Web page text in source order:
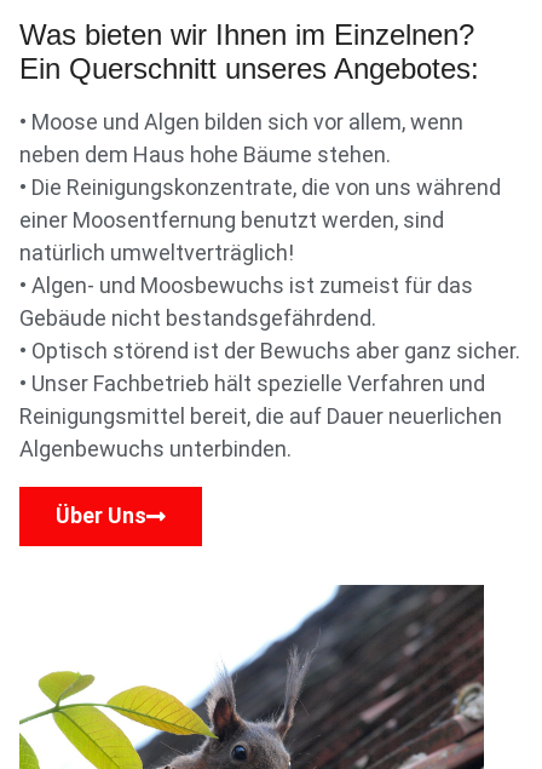
Was bieten wir Ihnen im Einzelnen?
Ein Querschnitt unseres Angebotes:
• Moose und Algen bilden sich vor allem, wenn
neben dem Haus hohe Bäume stehen.
• Die Reinigungskonzentrate, die von uns während
einer Moosentfernung benutzt werden, sind
natürlich umweltverträglich!
• Algen- und Moosbewuchs ist zumeist für das
Gebäude nicht bestandsgefährdend.
• Optisch störend ist der Bewuchs aber ganz sicher.
• Unser Fachbetrieb hält spezielle Verfahren und
Reinigungsmittel bereit, die auf Dauer neuerlichen
Algenbewuchs unterbinden.
Über Uns